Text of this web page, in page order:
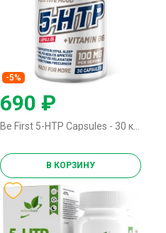
-5%
690 ₽
В КОРЗИНУ